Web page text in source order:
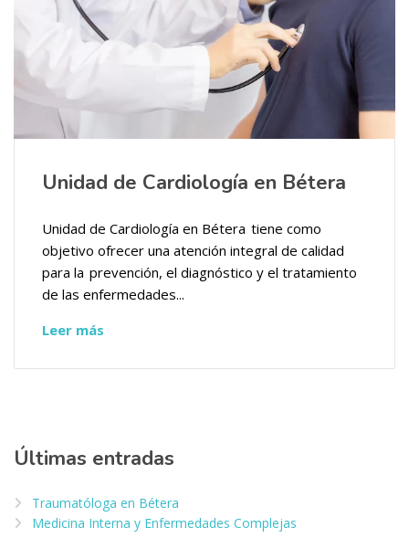
Unidad de Cardiología en Bétera
Unidad de Cardiología en Bétera tiene como
objetivo ofrecer una atención integral de calidad
para la prevención, el diagnóstico y el tratamiento
de las enfermedades...
Leer más
Últimas entradas
Traumatóloga en Bétera
Medicina Interna y Enfermedades Complejas